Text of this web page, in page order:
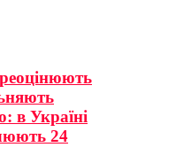
в Україні
24